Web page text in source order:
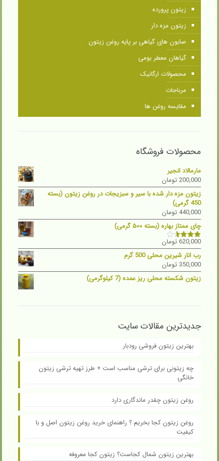
زیتون پرورده
زیتون مزه دار
صابون های گیاهی بر پایه روغن زیتون
گیاهان معطر بومی
محصولات ارگانیک
مرباجات
مقایسه روغن ها
محصولات فروشگاه
مارمالاد انجیر
200,000 تومان
زیتون مزه دار شده با سیر و سبزیجات در روغن زیتون (بسته
450 گرمی)
440,000 تومان
چای ممتاز بهاره (بسته ۵۰۰ گرمی)
نمره
3.50از
5
620,000 تومان
رب انار شیرین محلی 500 گرم
350,000 تومان
زیتون شکسته محلی ریز عمده (7 کیلوگرمی)
جدیدترین مقالات سایت
بهترین زیتون فروشی رودبار
چه زیتونی برای ترشی مناسب است + طرز تهیه ترشی زیتون
خانگی
روغن زیتون چقدر ماندگاری دارد
روغن زیتون کجا بخریم ؟ راهنمای خرید روغن زیتون اصل و با
کیفیت
بهترین زیتون شمال کجاست؟ زیتون کجا معروفه